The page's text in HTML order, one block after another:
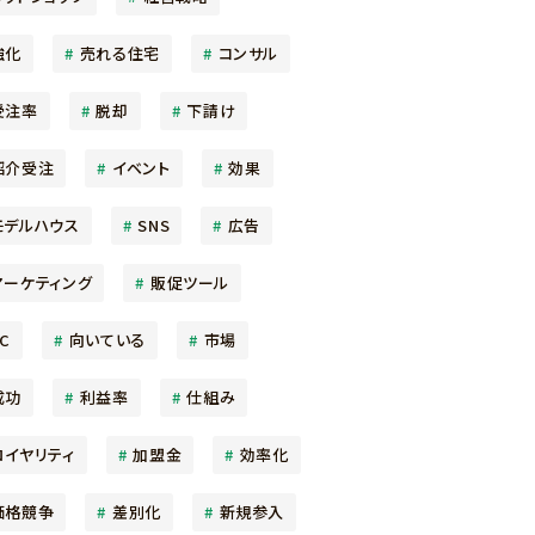
化 売れる住宅 コンサル
注率 脱却 下請け
介受注 イベント 効果
ルハウス SNS 広告
ケティング 販促ツール
向いている 市場
功 利益率 仕組み
ヤリティ 加盟金 効率化
格競争 差別化 新規参入